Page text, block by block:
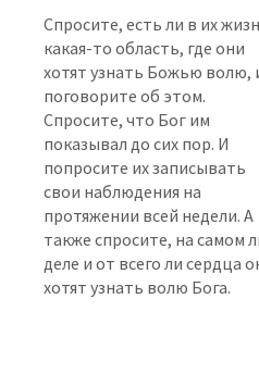
Спросите, есть ли в их
какая-то область, где они
хотят узнать Божью волю,
поговорите об этом.
Спросите, что Бог им
показывал до сих пор. И
попросите их записывать
свои наблюдения на
протяжении всей недели. А
также спросите, на самом
деле и от всего ли сердца
хотят узнать волю Бога.